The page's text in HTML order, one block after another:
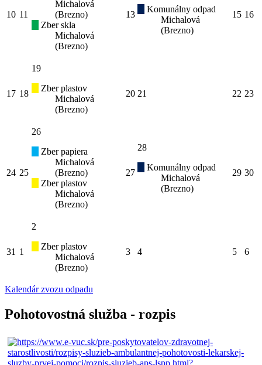
10 11
Michalová
(Brezno)
Zber skla
Michalová
(Brezno)
13
Komunálny odpad
Michalová
(Brezno)
15 16
17 18
19
Zber plastov
Michalová
(Brezno)
20 21 22 23
24 25
26
Zber papiera
Michalová
(Brezno)
Zber plastov
Michalová
(Brezno)
27
28
Komunálny odpad
Michalová
(Brezno)
29 30
31 1
2
Zber plastov
Michalová
(Brezno)
3 4 5 6
Kalendár zvozu odpadu
Pohotovostná služba - rozpis